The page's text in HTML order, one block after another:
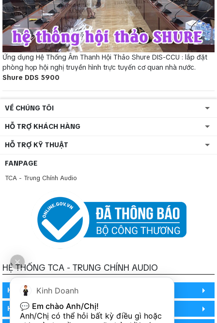
Ứng dụng Hệ Thống Âm Thanh Hội Thảo Shure DIS-CCU : lắp đặt
phòng họp hội nghị truyền hình trực tuyến cơ quan nhà nước.
Shure DDS 5900
VỀ CHÚNG TÔI
HỖ TRỢ KHÁCH HÀNG
HỖ TRỢ KỸ THUẬT
FANPAGE
TCA - Trung Chính Audio
HỆ THỐNG TCA - TRUNG CHÍNH AUDIO
HỒ CHÍ MINH
HỒ CHÍ MINH
Kinh Doanh
💬 Em chào Anh/Chị!
Anh/Chị có thể hỏi bất kỳ điều gì hoặc